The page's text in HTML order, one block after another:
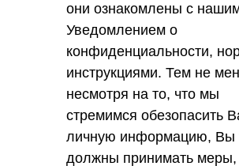
они ознакомлены с
Уведомлением о
конфиденциальности,
инструкциями. Тем не
несмотря на то, что мы
стремимся обезопасить
личную информацию, Вы
должны принимать меры,